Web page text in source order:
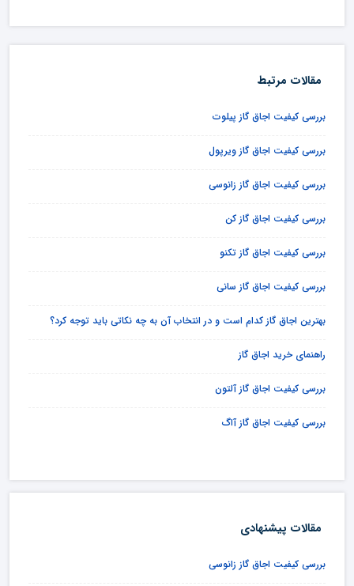
مقالات مرتبط
بررسی کیفیت اجاق گاز پیلوت
بررسی کیفیت اجاق گاز ویرپول
بررسی کیفیت اجاق گاز زانوسی
بررسی کیفیت اجاق گاز کن
بررسی کیفیت اجاق گاز تکنو
بررسی کیفیت اجاق گاز سانی
بهترین اجاق گاز کدام است و در انتخاب آن به چه نکاتی باید توجه کرد؟
راهنمای خرید اجاق گاز
بررسی کیفیت اجاق گاز آلتون
بررسی کیفیت اجاق گاز آاگ
مقالات پیشنهادی
بررسی کیفیت اجاق گاز زانوسی